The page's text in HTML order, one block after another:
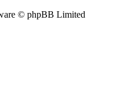
© phpBB Limited